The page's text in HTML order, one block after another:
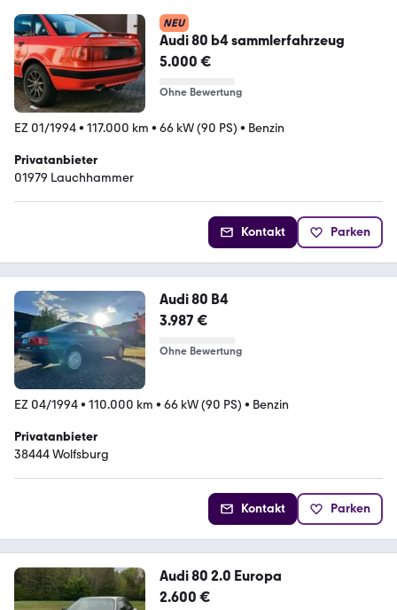
NEU
Audi 80 b4 sammlerfahrzeug
5.000 €
Ohne Bewertung
EZ 01/1994• 117.000 km • 66 kW (90 PS) • Benzin
Privatanbieter
01979 Lauchhammer
Kontakt Parken
Audi 80 B4
3.987 €
Ohne Bewertung
EZ 04/1994• 110.000 km • 66 kW (90 PS) • Benzin
Privatanbieter
38444 Wolfsburg
Kontakt Parken
Audi 80 2.0 Europa
2.600 €